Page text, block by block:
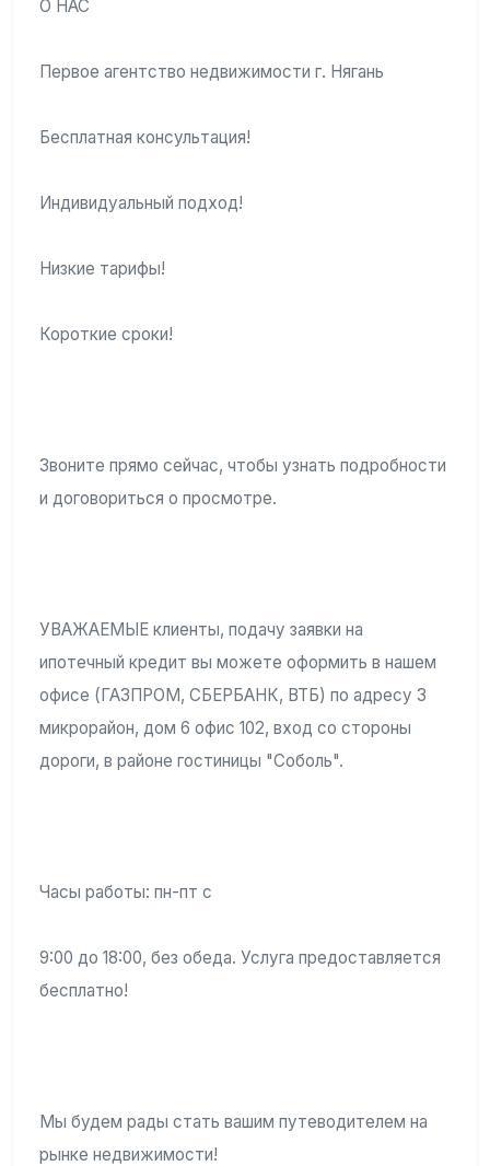
О НАС
Первое агентство недвижимости г. Нягань
Бесплатная консультация!
Индивидуальный подход!
Низкие тарифы!
Короткие сроки!
Звоните прямо сейчас, чтобы узнать подробности
и договориться о просмотре.
УВАЖАЕМЫЕ клиенты, подачу заявки на
ипотечный кредит вы можете оформить в нашем
офисе (ГАЗПРОМ, СБЕРБАНК, ВТБ) по адресу 3
микрорайон, дом 6 офис 102, вход со стороны
дороги, в районе гостиницы "Соболь".
Часы работы: пн-пт с
9:00 до 18:00, без обеда. Услуга предоставляется
бесплатно!
Мы будем рады стать вашим путеводителем на
рынке недвижимости!